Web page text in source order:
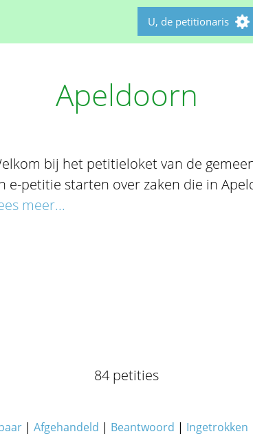
U, de petitionaris
Apeldoorn
bij het petitieloket van de
e-petitie starten over zaken die in
meer...
84 petities
| Afgehandeld | Beantwoord | Ingetrokken